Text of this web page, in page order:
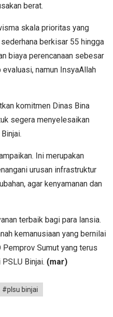
berat.
skala prioritas yang
berkisar 55 hingga
biaya perencanaan sebesar
namun InsyaAllah
komitmen Dinas Bina
segera menyelesaikan
Ini merupakan
urusan infrastruktur
agar kenyamanan dan
terbaik bagi para lansia.
kemanusiaan yang bernilai
Sumut yang terus
Binjai. (mar)
#plsu binjai